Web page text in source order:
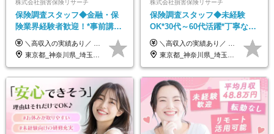
株式会社損害保険リサーチ
保険調査スタッフ◆金融・保
険業界経験者歓迎！*事前講習
あり*30代～60代活躍*調査は
原則直行直帰*高収入可
＼高収入の実績あり／ なかには年収1000万円を超える方もいらっしゃいます！ 【完全出来高報酬制】 ★仕事に慣れるまで収入をサポート 1か月目：報酬が通常の2倍 2か月目：報酬が通常の1.5倍 ※災害に関する業務については、収入サポートの対象外 ※試用期間はありません ＊＊＊業務報酬の例＊＊＊ ・事故原因調査（4箇所確認）…1万5000円～ ・有無責／不正請求疑義調査（自動車案件）…2万円～ ・医療調査（1箇所確認）…1万7000円～ ・書類取付（1箇所訪問）…3000円～ ※上記は目安になります ※実際の報酬は業務報酬に応じた個々のスキル・実績を加味したものになります
東京都_神奈川県_埼玉県_千葉県_大阪府_愛知県_北海道_青森県_岩手県_宮城県_秋田県_山形県_福島県_茨城県_栃木県_群馬県_新潟県_山梨県_長野県_富山県_石川県_福井県_静岡県_岐阜県_三重県_兵庫県_京都府_滋賀県_奈良県_和歌山県_広島県_岡山県_鳥取県_島根県_山口県_徳島県_香川県_愛媛県_高知県_福岡県_熊本県_佐賀県_長崎県_大分県_宮崎県_鹿児島県_沖縄県
株式会社損害保険リサーチ
保険調査スタッフ◆未経験
OK*30代～60代活躍*丁寧な講
習・サポートあり*原則直行直
帰／全国募集・業務委託
＼高収入の実績あり／ なかには年収1000万円を超えるスペシャリストもいらっしゃいます！ 【完全出来高報酬制】 ★仕事に慣れるまで収入をサポート 1か月目：報酬が通常の2倍 2か月目：報酬が通常の1.5倍 ※災害に関する業務については、収入サポートの対象外 ※試用期間はありません ＊＊＊業務報酬の例＊＊＊ ・事故原因調査（4箇所確認）…1万5000円～ ・有無責／不正請求疑義調査（自動車案件）…2万円～ ・医療調査（1箇所確認）…1万7000円～ ・書類取付（1箇所訪問）…3000円～ ※上記は目安になります ※実際の報酬は業務報酬に応じた個々のスキル・実績を加味したものになります
東京都_神奈川県_埼玉県_千葉県_大阪府_愛知県_北海道_青森県_岩手県_宮城県_秋田県_山形県_福島県_茨城県_栃木県_群馬県_新潟県_山梨県_長野県_富山県_石川県_福井県_静岡県_岐阜県_三重県_兵庫県_京都府_滋賀県_奈良県_和歌山県_広島県_岡山県_鳥取県_島根県_山口県_徳島県_香川県_愛媛県_高知県_福岡県_熊本県_佐賀県_長崎県_大分県_宮崎県_鹿児島県_沖縄県